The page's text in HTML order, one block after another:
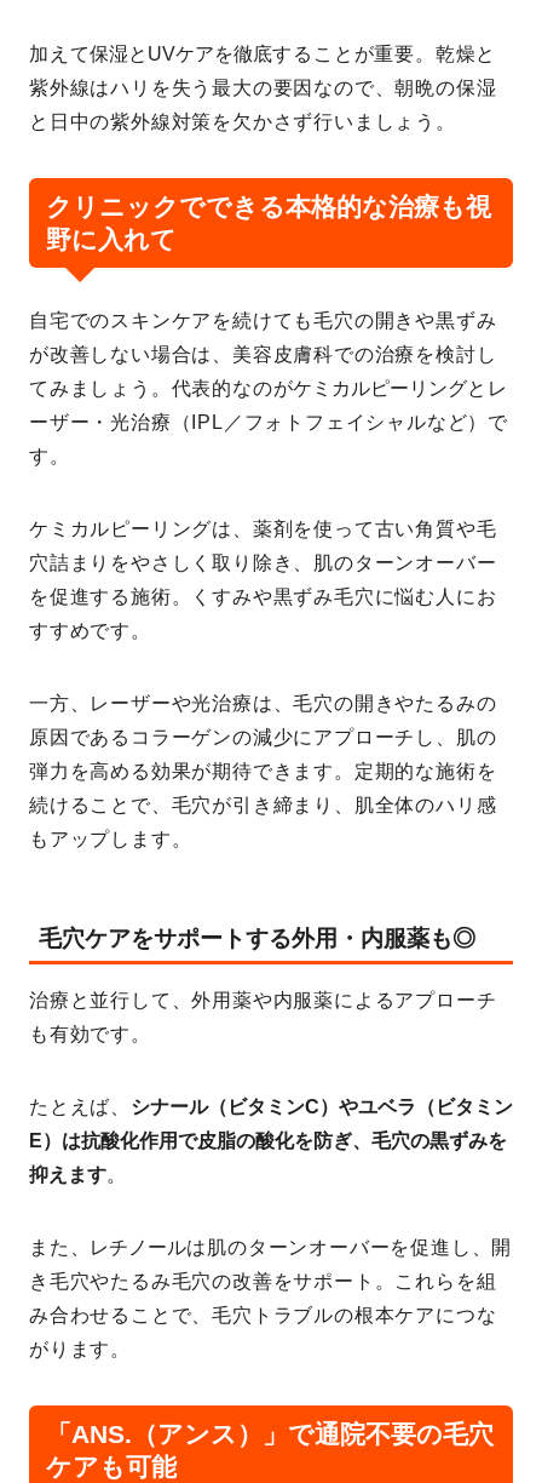
加えて保湿とUVケアを徹底することが重要。乾燥と
紫外線はハリを失う最大の要因なので、朝晩の保湿
と日中の紫外線対策を欠かさず行いましょう。
クリニックでできる本格的な治療も視
野に入れて
自宅でのスキンケアを続けても毛穴の開きや黒ずみ
が改善しない場合は、美容皮膚科での治療を検討し
てみましょう。代表的なのがケミカルピーリングとレ
ーザー・光治療（IPL／フォトフェイシャルなど）で
す。
ケミカルピーリングは、薬剤を使って古い角質や毛
穴詰まりをやさしく取り除き、肌のターンオーバー
を促進する施術。くすみや黒ずみ毛穴に悩む人にお
すすめです。
一方、レーザーや光治療は、毛穴の開きやたるみの
原因であるコラーゲンの減少にアプローチし、肌の
弾力を高める効果が期待できます。定期的な施術を
続けることで、毛穴が引き締まり、肌全体のハリ感
もアップします。
毛穴ケアをサポートする外用・内服薬も◎
治療と並行して、外用薬や内服薬によるアプローチ
も有効です。
たとえば、 シナール（ビタミンC）やユベラ（ビタミン
E）は抗酸化作用で皮脂の酸化を防ぎ、毛穴の黒ずみを
抑えます。
また、 レチノールは肌のターンオーバーを促進し、開
き毛穴やたるみ毛穴の改善をサポート。これらを組
み合わせることで、毛穴トラブルの根本ケアにつな
がります。
「ANS.（アンス）」で通院不要の毛穴
ケアも可能